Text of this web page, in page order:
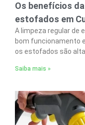
Os benefícios
estofados em
A limpeza regular de
bom funcionamento
os estofados são
Saiba mais »